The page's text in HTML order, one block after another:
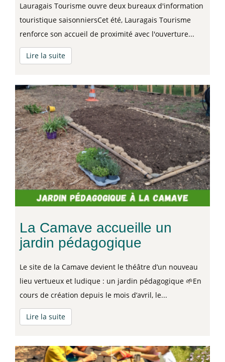
Lauragais Tourisme ouvre deux bureaux d'information
touristique saisonniersCet été, Lauragais Tourisme
renforce son accueil de proximité avec l'ouverture...
Lire la suite
La Camave accueille un
jardin pédagogique
Le site de la Camave devient le théâtre d’un nouveau
lieu vertueux et ludique : un jardin pédagogique 🌱En
cours de création depuis le mois d’avril, le...
Lire la suite